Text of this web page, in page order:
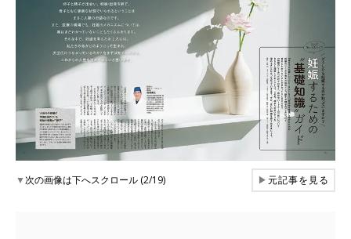
▼次の画像は下へスクロール (2/19) ▶元記事を見る